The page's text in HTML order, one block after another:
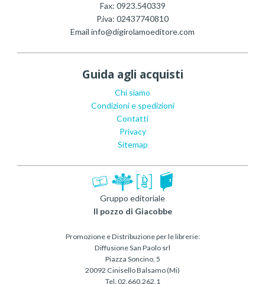
Fax: 0923.540339
P.iva: 02437740810
Email info@digirolamoeditore.com
Guida agli acquisti
Chi siamo
Condizioni e spedizioni
Contatti
Privacy
Sitemap
Gruppo editoriale
Il pozzo di Giacobbe
Promozione e Distribuzione per le librerie:
Diffusione San Paolo srl
Piazza Soncino, 5
20092 Cinisello Balsamo (Mi)
Tel. 02.660.262.1